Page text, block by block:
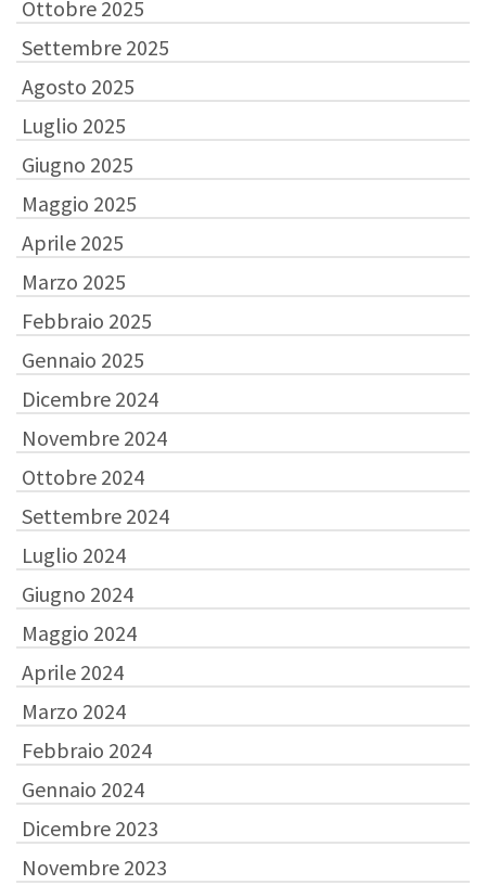
Ottobre 2025
Settembre 2025
Agosto 2025
Luglio 2025
Giugno 2025
Maggio 2025
Aprile 2025
Marzo 2025
Febbraio 2025
Gennaio 2025
Dicembre 2024
Novembre 2024
Ottobre 2024
Settembre 2024
Luglio 2024
Giugno 2024
Maggio 2024
Aprile 2024
Marzo 2024
Febbraio 2024
Gennaio 2024
Dicembre 2023
Novembre 2023